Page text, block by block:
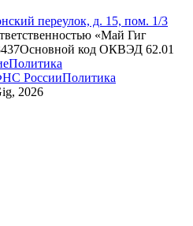
переулок, д. 15, пом. 1/3
«Май Гиг
Основной код ОКВЭД 62.01
Политика
РоссииПолитика
2026